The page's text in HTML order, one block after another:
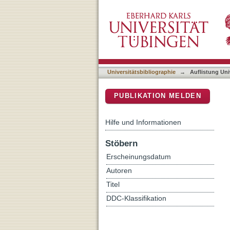
Universitätsbibliographie → Auflistung
PUBLIKATION MELDEN
Hilfe und Informationen
Stöbern
Erscheinungsdatum
Autoren
Titel
DDC-Klassifikation